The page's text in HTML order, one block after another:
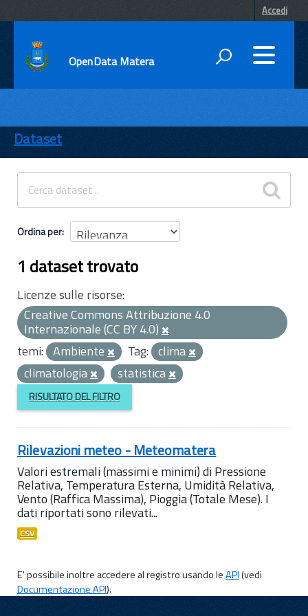
Accedi
OpenData Matera
ENTI
TEMI
INFORMAZIONI
Dataset
Ordina per
1 dataset trovato
Licenze sulle risorse:
Creative Commons Attribuzione 4.0
Internazionale (CC BY 4.0)
temi: Ambiente Tag: clima
climatologia
statistica
RISULTATO DEL FILTRO
Rilevazioni meteo - Meteomatera
Valori estremali (massimi e minimi) di Pressione
Relativa, Temperatura Esterna, Umidità Relativa,
Vento (Raffica Massima), Pioggia (Totale Mese). I
dati riportati sono rilevati...
CSV
E' possibile inoltre accedere al registro usando leAPI(vedi
Documentazione API).